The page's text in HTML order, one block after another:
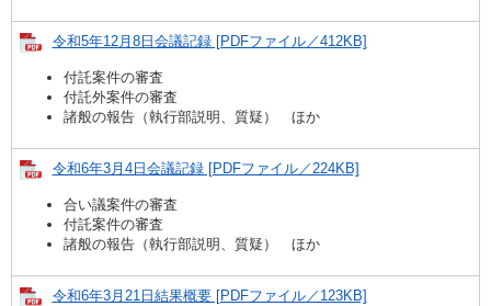
令和5年12月8日会議記録 [PDFファイル／412KB]
付託案件の審査
付託外案件の審査
諸般の報告（執行部説明、質疑） ほか
令和6年3月4日会議記録 [PDFファイル／224KB]
合い議案件の審査
付託案件の審査
諸般の報告（執行部説明、質疑） ほか
令和6年3月21日結果概要 [PDFファイル／123KB]